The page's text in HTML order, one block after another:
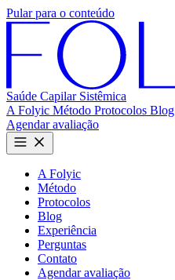
Pular para o conteúdo
Saúde Capilar Sistêmica
A Folyic Método Protocolos Blog
Agendar avaliação
A Folyic
Método
Protocolos
Blog
Experiência
Perguntas
Contato
Agendar avaliação